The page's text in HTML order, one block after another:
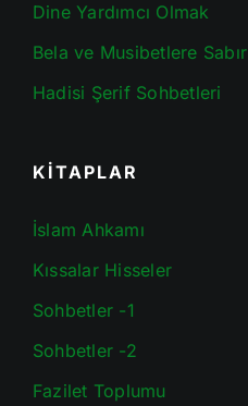
Dine Yardımcı Olmak
Bela ve Musibetlere Sabır
Hadisi Şerif Sohbetleri
KİTAPLAR
İslam Ahkamı
Kıssalar Hisseler
Sohbetler -1
Sohbetler -2
Fazilet Toplumu